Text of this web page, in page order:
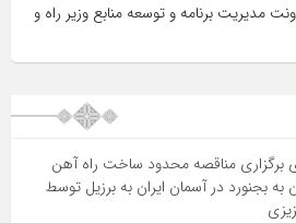
مدیریت برنامه و توسعه منابع وزیر راه و
برگزاری مناقصه محدود ساخت راه آهن
به بجنورد در آسمان ایران به برزیل توسط